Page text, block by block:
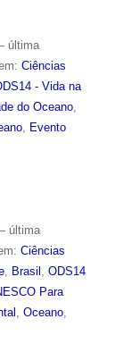
última
Ciências
- Vida na
do Oceano,
, Evento
última
Ciências
, Brasil , ODS14
Para
, Oceano,